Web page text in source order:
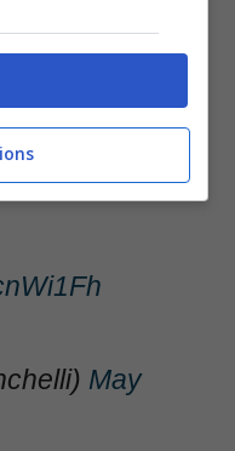
che
#Irvine
May